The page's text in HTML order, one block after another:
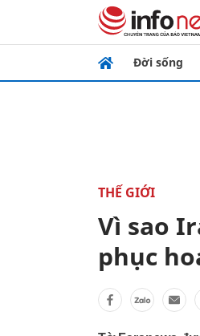
Đời sống
THẾ GIỚI
Vì sao
phục